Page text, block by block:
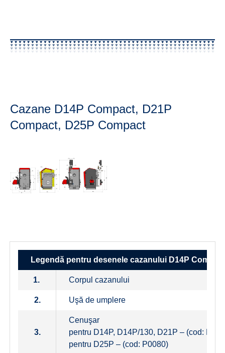
Cazane D14P Compact, D21P
Compact, D25P Compact
Legendă pentru desenele cazanului D14P
1. Corpul cazanului
2. Uşă de umplere
3.
Cenuşar
pentru D14P, D14P/130, D21P – (cod:
pentru D25P – (cod: P0080)